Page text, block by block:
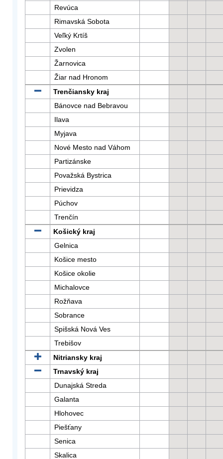
Revúca
Rimavská Sobota
Veľký Krtíš
Zvolen
Žarnovica
Žiar nad Hronom
Trenčiansky kraj
Bánovce nad Bebravou
Ilava
Myjava
Nové Mesto nad Váhom
Partizánske
Považská Bystrica
Prievidza
Púchov
Trenčín
Košický kraj
Gelnica
Košice mesto
Košice okolie
Michalovce
Rožňava
Sobrance
Spišská Nová Ves
Trebišov
Nitriansky kraj
Trnavský kraj
Dunajská Streda
Galanta
Hlohovec
Piešťany
Senica
Skalica